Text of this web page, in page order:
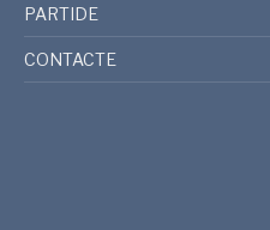
PARTIDE
CONTACTE